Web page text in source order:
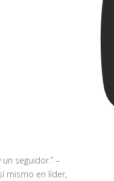
seguidor.” –
mismo en líder,